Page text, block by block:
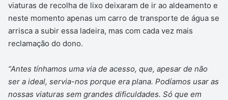
viaturas de recolha de lixo deixaram de ir ao aldeamento e
neste momento apenas um carro de transporte de água se
arrisca a subir essa ladeira, mas com cada vez mais
reclamação do dono.
“Antes tínhamos uma via de acesso, que, apesar de não
ser a ideal, servia-nos porque era plana. Podíamos usar as
nossas viaturas sem grandes dificuldades. Só que em